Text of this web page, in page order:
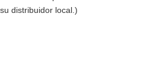
distribuidor local.)